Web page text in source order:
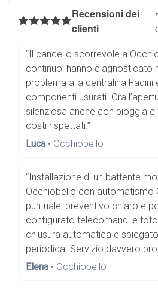
Recensioni dei
clienti
“Il cancello scorrevole a
continuo: hanno diagnosticato
problema alla centralina Fadini
componenti usurati. Ora
silenziosa anche con pioggia e
costi rispettati.”
Luca • Occhiobello
“Installazione di un battente
Occhiobello con automatismo
puntuale, preventivo chiaro e
configurato telecomandi e
chiusura automatica e
periodica. Servizio davvero
Elena • Occhiobello